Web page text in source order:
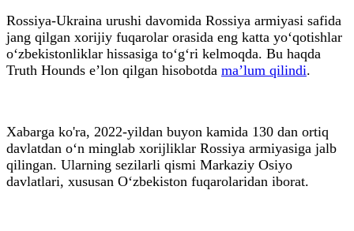
Rossiya-Ukraina urushi davomida Rossiya armiyasi safida
jang qilgan xorijiy fuqarolar orasida eng katta yo‘qotishlar
o‘zbekistonliklar hissasiga to‘g‘ri kelmoqda. Bu haqda
Truth Hounds e’lon qilgan hisobotda ma’lum qilindi.
Xabarga ko'ra, 2022-yildan buyon kamida 130 dan ortiq
davlatdan o‘n minglab xorijliklar Rossiya armiyasiga jalb
qilingan. Ularning sezilarli qismi Markaziy Osiyo
davlatlari, xususan O‘zbekiston fuqarolaridan iborat.